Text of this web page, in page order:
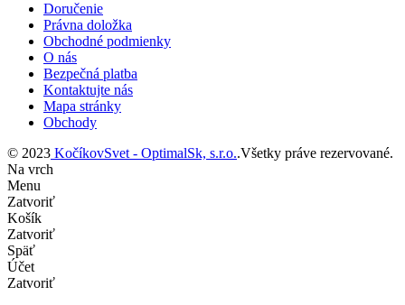
Doručenie
Právna doložka
Obchodné podmienky
O nás
Bezpečná platba
Kontaktujte nás
Mapa stránky
Obchody
© 2023 KočíkovSvet - OptimalSk, s.r.o..Všetky práve rezervované.
Na vrch
Menu
Zatvoriť
Košík
Zatvoriť
Späť
Účet
Zatvoriť